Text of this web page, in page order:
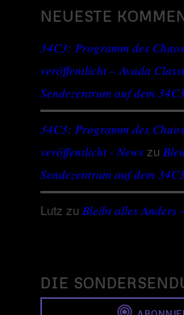
NEUESTE
34C3: Programm des
veröffentlicht – Avada
Sendezentrum auf dem 34C3
34C3: Programm des
veröffentlicht - News zu
Sendezentrum auf dem 34C3
Lutz zu Bleibt alles Anders
DIE